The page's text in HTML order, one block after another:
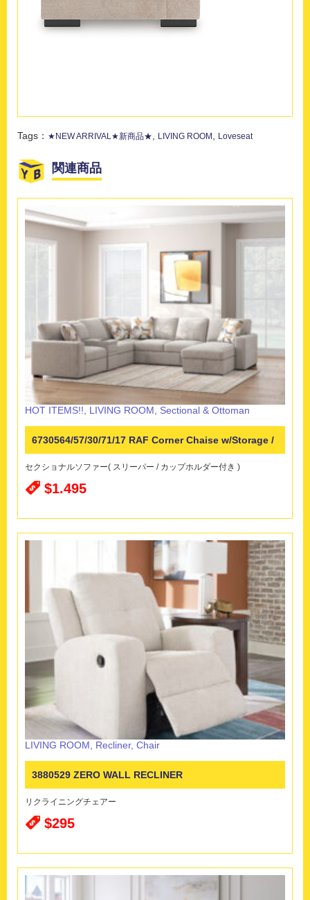
Tags： ★NEW ARRIVAL★新商品★, LIVING ROOM , Loveseat
関連商品
HOT ITEMS!!, LIVING ROOM, Sectional & Ottoman
6730564/57/30/71/17 RAF Corner Chaise w/Storage /
Pop Up Sleeper
セクショナルソファー( スリーパー / カップホルダー付き )
$1.495
LIVING ROOM, Recliner, Chair
3880529 ZERO WALL RECLINER
リクライニングチェアー
$295